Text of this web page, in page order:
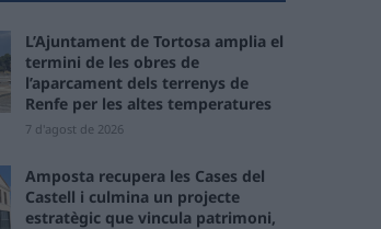
L’Ajuntament de Tortosa amplia el
termini de les obres de
l’aparcament dels terrenys de
Renfe per les altes temperatures
7 d'agost de 2026
Amposta recupera les Cases del
Castell i culmina un projecte
estratègic que vincula patrimoni,